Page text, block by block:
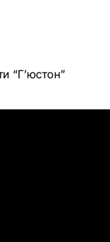
“Г’юстон”